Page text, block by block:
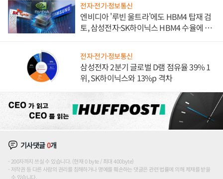
전자·전기·정보통신
엔비디아 '루빈 울트라'에도 HBM4 탑재 검
토, 삼성전자·SK하이닉스 HBM4 수율에 주
전자·전기·정보통신
삼성전자 2분기 글로벌 D램 점유율 39% 1
위, SK하이닉스와 13%p 격차
기사댓글0개
200자까지 쓰실 수 있습니다. (현재 0 byte / 최대 400byte)
저작권 등 다른 사람의 권리를 침해하거나 명예를 훼손하는 댓글은 관련 법률에 의해 제재를 받을
수 있습니다.